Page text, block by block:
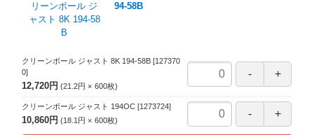
94-58B
クリーンボール ジャスト 8K 194-58B [127370
0]
12,720円 21.2円 600枚
クリーンボール ジャスト 194OC [1273724]
10,860円 18.1円 600枚